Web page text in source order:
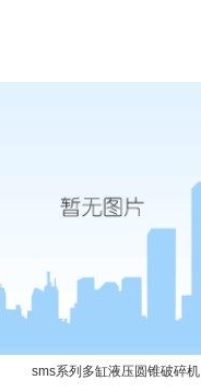
sms系列多缸液压圆锥破碎机